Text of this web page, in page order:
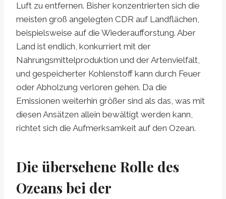
Luft zu entfernen. Bisher konzentrierten sich die
meisten groß angelegten CDR auf Landflächen,
beispielsweise auf die Wiederaufforstung. Aber
Land ist endlich, konkurriert mit der
Nahrungsmittelproduktion und der Artenvielfalt,
und gespeicherter Kohlenstoff kann durch Feuer
oder Abholzung verloren gehen. Da die
Emissionen weiterhin größer sind als das, was mit
diesen Ansätzen allein bewältigt werden kann,
richtet sich die Aufmerksamkeit auf den Ozean.
Die übersehene Rolle des
Ozeans bei der